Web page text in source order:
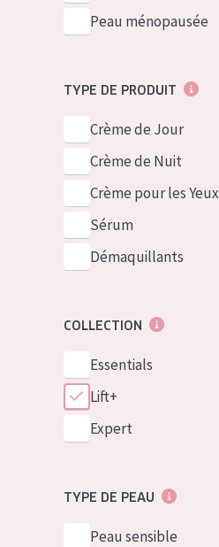
Peau ménopausée
TYPE DE PRODUIT
Crème de Jour
Crème de Nuit
Crème pour les Yeux
Sérum
Démaquillants
COLLECTION
Essentials
Lift+
Expert
TYPE DE PEAU
Peau sensible